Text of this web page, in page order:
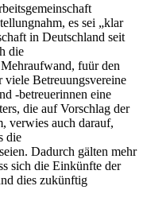
es sei „klar
in Deutschland seit
die
fuür den
viele Betreuungsvereine
-betreuerinnen eine
die auf Vorschlag der
verwies auch darauf,
die
Dadurch gälten mehr
sich die Einkünfte der
dies zukünftig